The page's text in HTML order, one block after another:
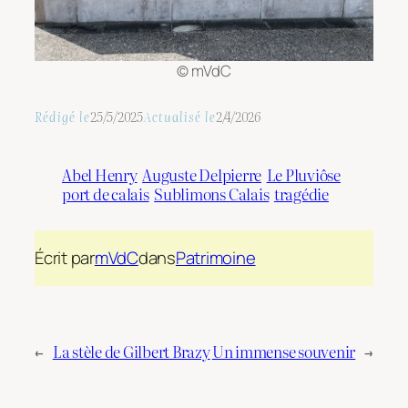
© mVdC
Rédigé le25/5/2025Actualisé le2/4/2026
Abel Henry Auguste Delpierre Le Pluviôse
port de calais Sublimons Calais tragédie
Écrit parmVdCdansPatrimoine
← La stèle de Gilbert BrazyUn immense souvenir →